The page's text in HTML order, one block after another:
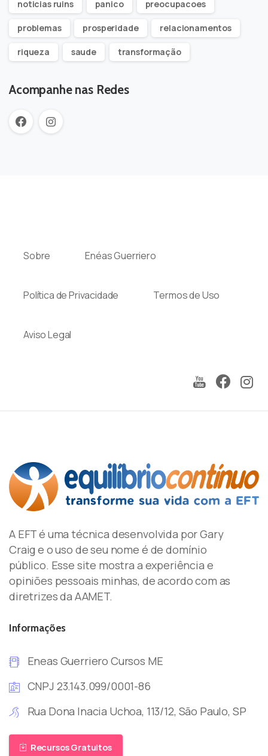
noticias ruins panico preocupacoes
problemas prosperidade relacionamentos
riqueza saude transformação
Acompanhe nas Redes
Sobre Enéas Guerriero
Política de Privacidade Termos de Uso
Aviso Legal
A EFT é uma técnica desenvolvida por Gary
Craig e o uso de seu nome é de domínio
público. Esse site mostra a experiência e
opiniões pessoais minhas, de acordo com as
diretrizes da AAMET.
Informações
Eneas Guerriero Cursos ME
CNPJ 23.143.099/0001-86
Rua Dona Inacia Uchoa, 113/12, São Paulo, SP
Recursos Gratuitos